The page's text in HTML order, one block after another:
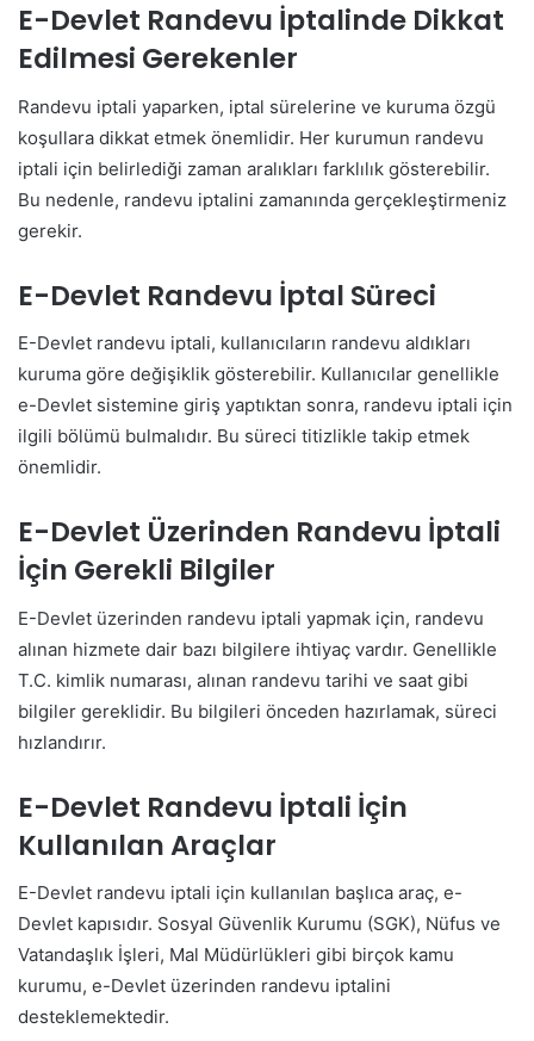
E-Devlet Randevu İptalinde Dikkat
Edilmesi Gerekenler
Randevu iptali yaparken, iptal sürelerine ve kuruma özgü
koşullara dikkat etmek önemlidir. Her kurumun randevu
iptali için belirlediği zaman aralıkları farklılık gösterebilir.
Bu nedenle, randevu iptalini zamanında gerçekleştirmeniz
gerekir.
E-Devlet Randevu İptal Süreci
E-Devlet randevu iptali, kullanıcıların randevu aldıkları
kuruma göre değişiklik gösterebilir. Kullanıcılar genellikle
e-Devlet sistemine giriş yaptıktan sonra, randevu iptali için
ilgili bölümü bulmalıdır. Bu süreci titizlikle takip etmek
önemlidir.
E-Devlet Üzerinden Randevu İptali
İçin Gerekli Bilgiler
E-Devlet üzerinden randevu iptali yapmak için, randevu
alınan hizmete dair bazı bilgilere ihtiyaç vardır. Genellikle
T.C. kimlik numarası, alınan randevu tarihi ve saat gibi
bilgiler gereklidir. Bu bilgileri önceden hazırlamak, süreci
hızlandırır.
E-Devlet Randevu İptali İçin
Kullanılan Araçlar
E-Devlet randevu iptali için kullanılan başlıca araç, e-
Devlet kapısıdır. Sosyal Güvenlik Kurumu (SGK), Nüfus ve
Vatandaşlık İşleri, Mal Müdürlükleri gibi birçok kamu
kurumu, e-Devlet üzerinden randevu iptalini
desteklemektedir.